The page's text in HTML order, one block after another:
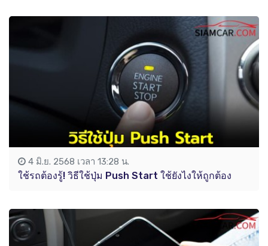
4 มิ.ย. 2568 เวลา 13:28 น.
ใช้รถต้องรู้! วิธีใช้ปุ่ม Push Start ใช้ยังไงให้ถูกต้อง